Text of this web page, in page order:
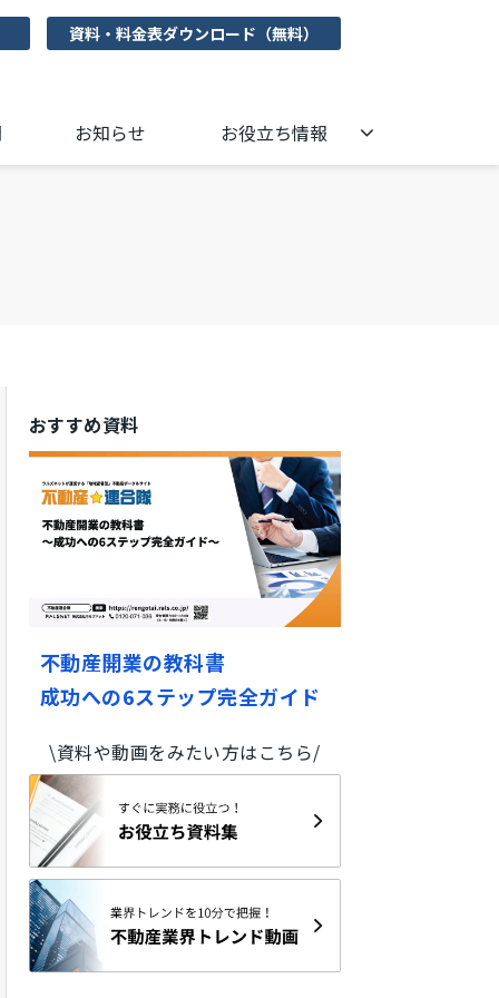
資料・料金表ダウンロード（無料）
お知らせ お役立ち情報
おすすめ資料
不動産開業の教科書
成功への6ステップ完全ガイド
\資料や動画をみたい方はこちら/